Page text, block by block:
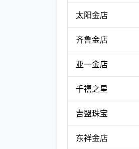
太阳金店
齐鲁金店
亚一金店
千禧之星
吉盟珠宝
东祥金店